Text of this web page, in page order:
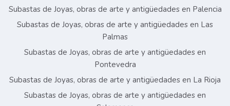
Subastas de Joyas, obras de arte y antigüedades en Palencia
Subastas de Joyas, obras de arte y antigüedades en Las
Palmas
Subastas de Joyas, obras de arte y antigüedades en
Pontevedra
Subastas de Joyas, obras de arte y antigüedades en La Rioja
Subastas de Joyas, obras de arte y antigüedades en